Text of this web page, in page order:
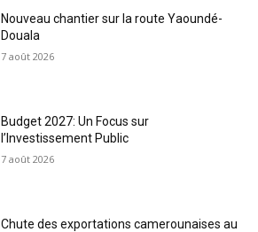
Nouveau chantier sur la route Yaoundé-
Douala
7 août 2026
Budget 2027: Un Focus sur
l’Investissement Public
7 août 2026
Chute des exportations camerounaises au